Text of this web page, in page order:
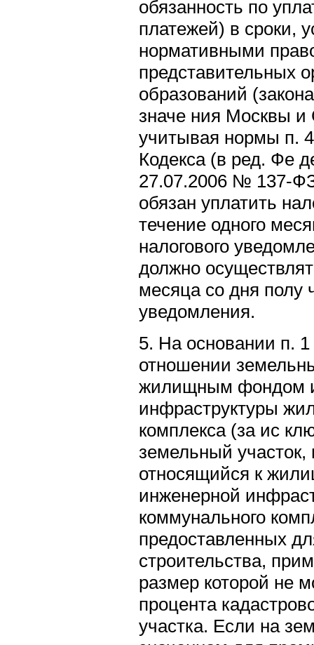
обязанность по
платежей) в сроки,
нормативными
представительных
образований
значе ния Москвы и
учитывая нормы п. 4
Кодекса (в ред. Фе
27.07.2006 № 137-
обязан уплатить
течение одного
налогового
должно
месяца со дня полу
уведомления.
5. На основании п. 1
отношении
жилищным фондом
инфраструктуры
комплекса (за ис
земельный участок,
относящийся к
инженерной
коммунального
предоставленных
строительства,
размер которой не
процента
участка. Если на